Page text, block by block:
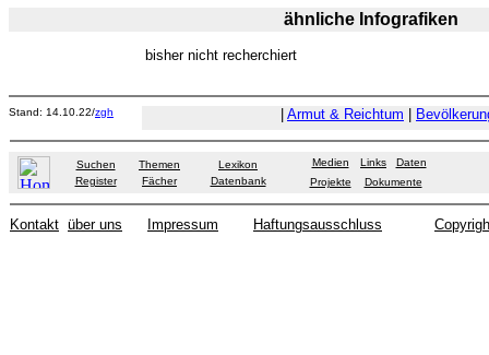
ähnliche Infografiken
bisher nicht recherchiert
Stand: 14.10.22/zgh Armut & Reichtum
Suchen Themen
Lexikon
Register
Fächer Datenbank
Medien Links
Daten
Projekte
Dokumente
Kontakt über uns Impressum Haftungsausschluss